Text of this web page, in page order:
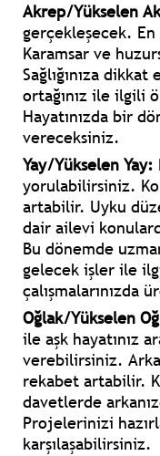
Akrep/Yükselen
gerçekleşecek. En
Karamsar ve
Sağlığınıza
ortağınız ile ilgili
Hayatınızda bir
vereceksiniz.
Yay/Yükselen Yay:
yorulabilirsiniz.
artabilir. Uyku
dair ailevi
Bu dönemde
gelecek işler ile
çalışmalarınızda
Oğlak/Yükselen
ile aşk hayatınız
verebilirsiniz.
rekabet artabilir.
davetlerde
Projelerinizi
karşılaşabilirsiniz.